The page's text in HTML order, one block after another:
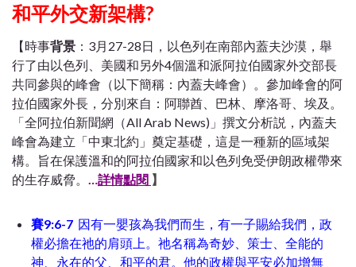
和平外交新架構?
【時事背景 ：3月27-28日，以色列在南部內蓋夫沙漠，舉
行了由以色列、美國和另外4個溫和派阿拉伯國家外交部長
共同參與的峰會（以下簡稱：內蓋夫峰會）。參加峰會的阿
拉伯國家外長，分別來自：阿聯酋、巴林、摩洛哥、埃及。
「全阿拉伯新聞網（All Arab News)」撰文分析説，內蓋夫
峰會為建立「中東北約」奠定基礎，這是一種新的區域架
構。旨在保護溫和的阿拉伯國家和以色列免受伊朗政權帶來
的生存威脅。
…詳情點閱 】
賽9:6-7 因有一嬰孩為我們而生，有一子賜給我們，政
權必擔在祂的肩頭上。祂名稱為奇妙、策士、全能的
神、永在的父、和平的君。他的政權與平安必加增無